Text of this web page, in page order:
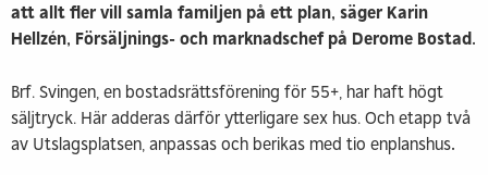
att allt fler vill samla familjen på ett plan, säger Karin
Hellzén, Försäljnings- och marknadschef på Derome Bostad.
Brf. Svingen, en bostadsrättsförening för 55+, har haft högt
säljtryck. Här adderas därför ytterligare sex hus. Och etapp två
av Utslagsplatsen, anpassas och berikas med tio enplanshus.